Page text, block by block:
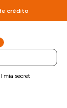
crédito
mia secret